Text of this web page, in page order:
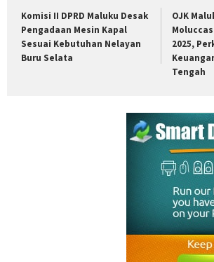
Komisi II DPRD Maluku Desak
Pengadaan Mesin Kapal
Sesuai Kebutuhan Nelayan
Buru Selata
OJK
2025,
Tengah